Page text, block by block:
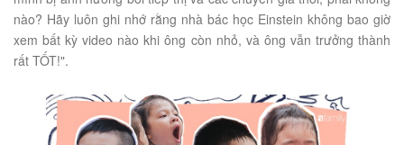
nào? Hãy luôn ghi nhớ rằng nhà bác học Einstein không bao giờ
xem bất kỳ video nào khi ông còn nhỏ, và ông vẫn trưởng thành
rất TỐT!".